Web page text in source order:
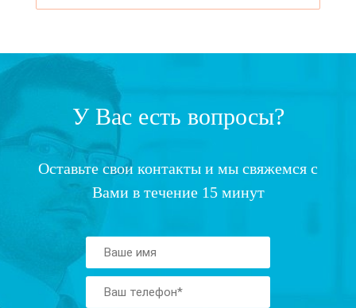
У Вас есть вопросы?
Оставьте свои контакты и мы свяжемся с
Вами в течение 15 минут